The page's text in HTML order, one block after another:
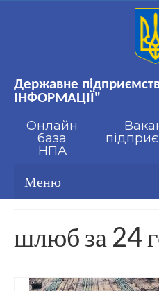
Державне
ІНФОРМАЦІЇ"
Онлайн
база
НПА
Меню
Стандартизація
Онлайн база НПА
шлюб за 24